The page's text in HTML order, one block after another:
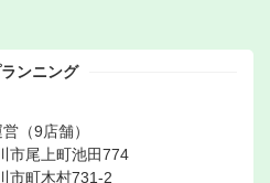
ンニング
（9店舗）
尾上町池田774
町木村731-2